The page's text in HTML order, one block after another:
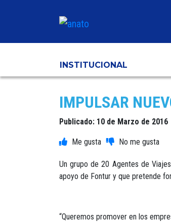
INSTITUCIONAL
IMPULSAR
Publicado: 10 de Marzo de 2016
Un grupo de 20 Agentes de
apoyo de Fontur y que pretende
“Queremos promover en los